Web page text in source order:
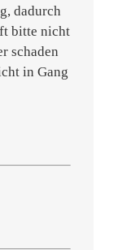
dadurch
bitte nicht
schaden
in Gang